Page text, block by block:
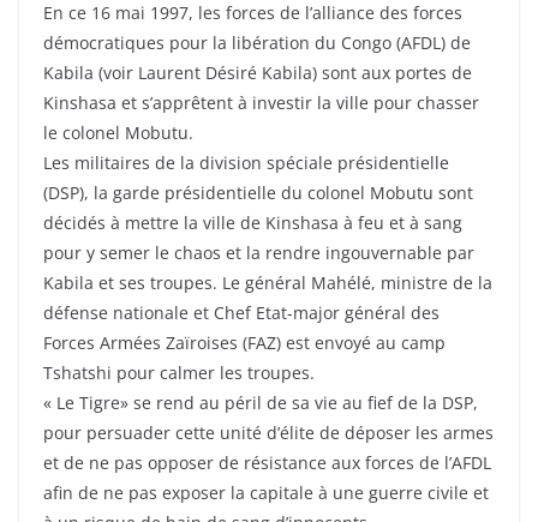
En ce 16 mai 1997, les forces de l’alliance des forces
démocratiques pour la libération du Congo (AFDL) de
Kabila (voir Laurent Désiré Kabila) sont aux portes de
Kinshasa et s’apprêtent à investir la ville pour chasser
le colonel Mobutu.
Les militaires de la division spéciale présidentielle
(DSP), la garde présidentielle du colonel Mobutu sont
décidés à mettre la ville de Kinshasa à feu et à sang
pour y semer le chaos et la rendre ingouvernable par
Kabila et ses troupes. Le général Mahélé, ministre de la
défense nationale et Chef Etat-major général des
Forces Armées Zaïroises (FAZ) est envoyé au camp
Tshatshi pour calmer les troupes.
« Le Tigre» se rend au péril de sa vie au fief de la DSP,
pour persuader cette unité d’élite de déposer les armes
et de ne pas opposer de résistance aux forces de l’AFDL
afin de ne pas exposer la capitale à une guerre civile et